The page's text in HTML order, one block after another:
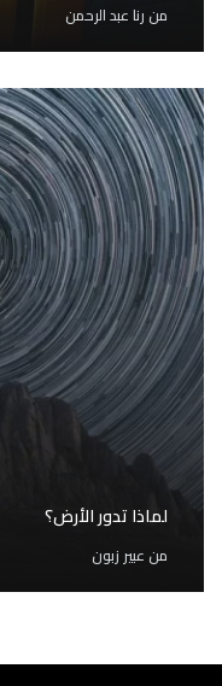
من رنا عبد الرحمن
لماذا تدور الأرض؟
من عبير زبون